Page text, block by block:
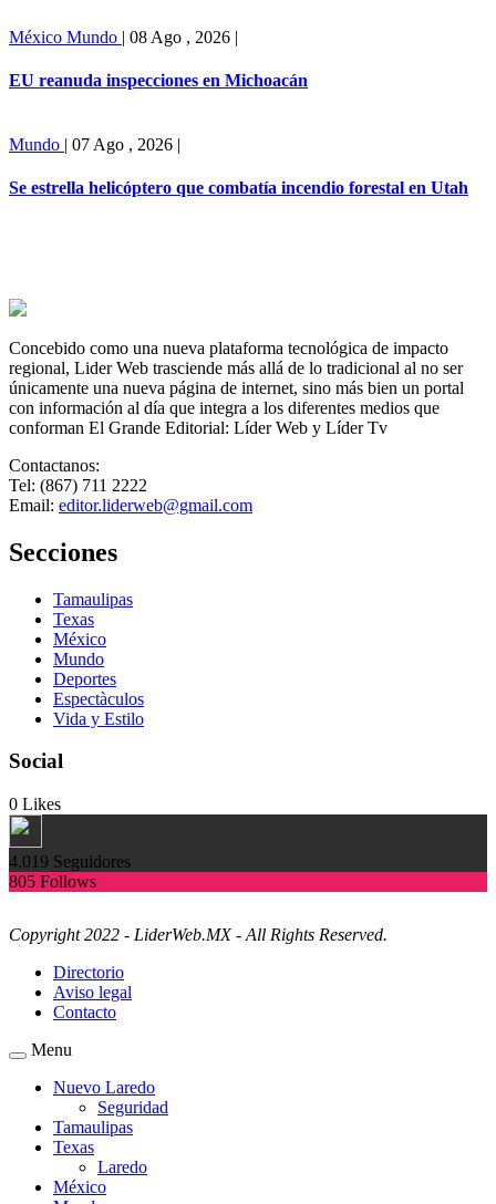
México Mundo | 08 Ago , 2026 |
EU reanuda inspecciones en Michoacán
Mundo | 07 Ago , 2026 |
Se estrella helicóptero que combatía incendio forestal en Utah
Concebido como una nueva plataforma tecnológica de impacto
regional, Lider Web trasciende más allá de lo tradicional al no ser
únicamente una nueva página de internet, sino más bien un portal
con información al día que integra a los diferentes medios que
conforman El Grande Editorial: Líder Web y Líder Tv
Contactanos:
Tel: (867) 711 2222
Email: editor.liderweb@gmail.com
Secciones
Tamaulipas
Texas
México
Mundo
Deportes
Espectàculos
Vida y Estilo
Social
0 Likes
4.019 Seguidores
805 Follows
Copyright 2022 - LiderWeb.MX - All Rights Reserved.
Directorio
Aviso legal
Contacto
Menu
Nuevo Laredo
Seguridad
Tamaulipas
Texas
Laredo
México